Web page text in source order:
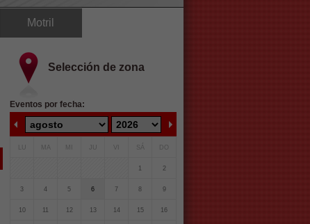
Motril
Selección de zona
Eventos por fecha:
MA VI SÁ DO
1 2
3 4 5 6 7 8 9
10 11 12 13 14 15 16